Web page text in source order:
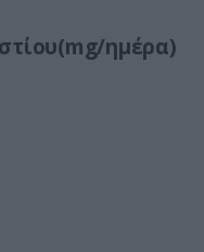
ημέρα)